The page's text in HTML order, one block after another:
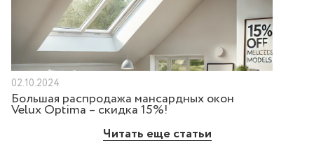
02.10.2024
Большая распродажа мансардных окон
Velux Optima – скидка 15%!
Читать еще статьи